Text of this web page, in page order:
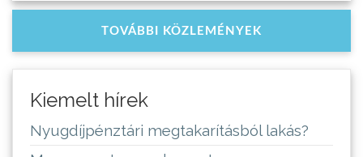
TOVÁBBI KÖZLEMÉNYEK
Kiemelt hírek
Nyugdíjpénztári megtakarításból lakás?